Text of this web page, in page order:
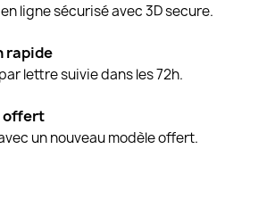
ligne sécurisé avec 3D secure.
rapide
lettre suivie dans les 72h.
offert
un nouveau modèle offert.